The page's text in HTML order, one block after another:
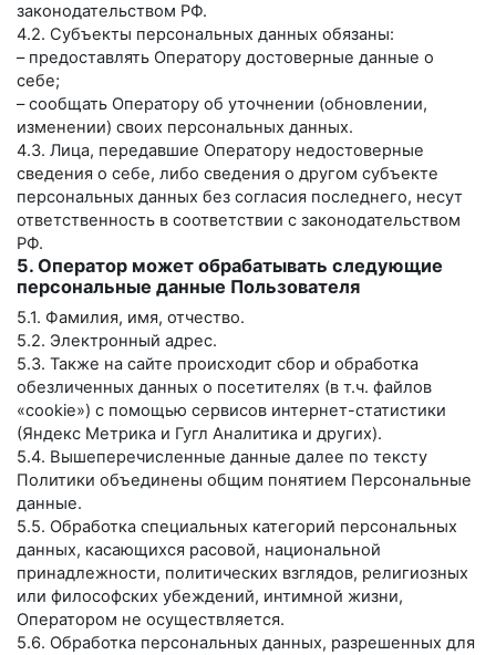
законодательством РФ.
4.2. Субъекты персональных данных обязаны:
– предоставлять Оператору достоверные данные о
себе;
– сообщать Оператору об уточнении (обновлении,
изменении) своих персональных данных.
4.3. Лица, передавшие Оператору недостоверные
сведения о себе, либо сведения о другом субъекте
персональных данных без согласия последнего, несут
ответственность в соответствии с законодательством
РФ.
5. Оператор может обрабатывать следующие
персональные данные Пользователя
5.1. Фамилия, имя, отчество.
5.2. Электронный адрес.
5.3. Также на сайте происходит сбор и обработка
обезличенных данных о посетителях (в т.ч. файлов
«cookie») с помощью сервисов интернет-статистики
(Яндекс Метрика и Гугл Аналитика и других).
5.4. Вышеперечисленные данные далее по тексту
Политики объединены общим понятием Персональные
данные.
5.5. Обработка специальных категорий персональных
данных, касающихся расовой, национальной
принадлежности, политических взглядов, религиозных
или философских убеждений, интимной жизни,
Оператором не осуществляется.
5.6. Обработка персональных данных, разрешенных для